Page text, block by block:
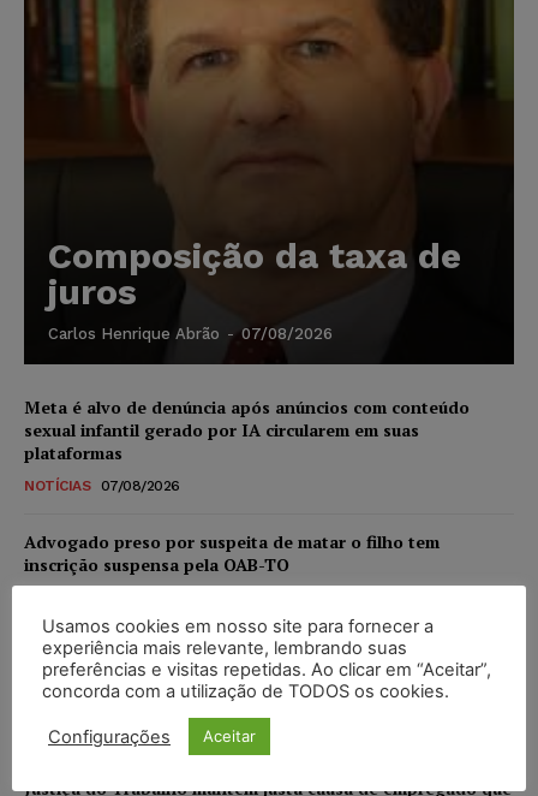
Composição da taxa de
juros
Carlos Henrique Abrão - 07/08/2026
Meta é alvo de denúncia após anúncios com conteúdo
sexual infantil gerado por IA circularem em suas
plataformas
NOTÍCIAS 07/08/2026
Advogado preso por suspeita de matar o filho tem
inscrição suspensa pela OAB-TO
STF amplia isenção de IBS e CBS na compra de veículos
novos para pessoas com deficiência e autistas de todos os
níveis
DIREITO TRIBUTÁRIO 07/08/2026
Justiça do Trabalho mantém justa causa de empregado que
Usamos cookies em nosso site para fornecer a
experiência mais relevante, lembrando suas
preferências e visitas repetidas. Ao clicar em “Aceitar”,
concorda com a utilização de TODOS os cookies.
Configurações Aceitar